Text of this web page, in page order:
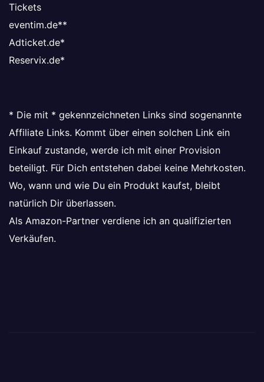
Tickets
eventim.de**
Adticket.de*
Reservix.de*
* Die mit * gekennzeichneten Links sind sogenannte
Affiliate Links. Kommt über einen solchen Link ein
Einkauf zustande, werde ich mit einer Provision
beteiligt. Für Dich entstehen dabei keine Mehrkosten.
Wo, wann und wie Du ein Produkt kaufst, bleibt
natürlich Dir überlassen.
Als Amazon-Partner verdiene ich an qualifizierten
Verkäufen.